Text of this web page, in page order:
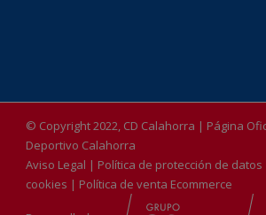
© Copyright 2022, CD Calahorra | Página
Deportivo Calahorra
Aviso Legal | Política de protección de datos
cookies | Política de venta Ecommerce